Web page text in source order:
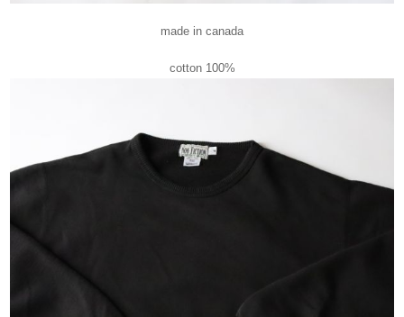
made in canada
cotton 100%